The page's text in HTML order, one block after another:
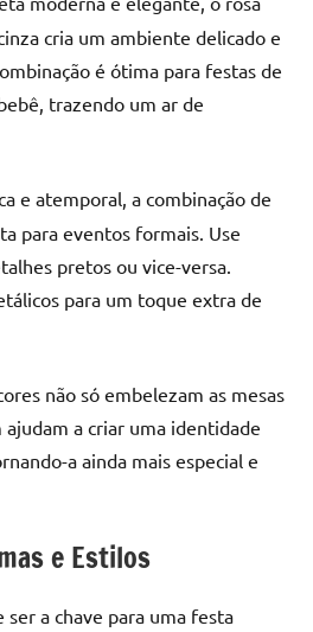
cria um ambiente delicado e
é ótima para festas de
trazendo um ar de
e atemporal, a combinação de
para eventos formais. Use
pretos ou vice-versa.
para um toque extra de
não só embelezam as mesas
a criar uma identidade
a ainda mais especial e
e Estilos
a chave para uma festa